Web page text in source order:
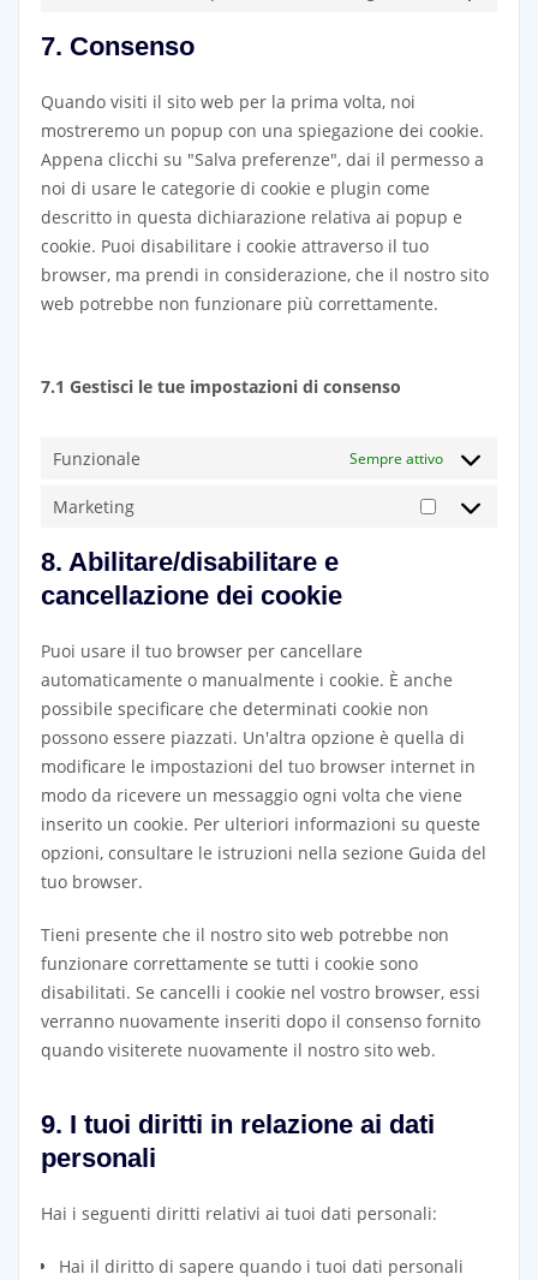
7. Consenso
Quando visiti il sito web per la prima volta, noi
mostreremo un popup con una spiegazione dei cookie.
Appena clicchi su "Salva preferenze", dai il permesso a
noi di usare le categorie di cookie e plugin come
descritto in questa dichiarazione relativa ai popup e
cookie. Puoi disabilitare i cookie attraverso il tuo
browser, ma prendi in considerazione, che il nostro sito
web potrebbe non funzionare più correttamente.
7.1 Gestisci le tue impostazioni di consenso
Funzionale Sempre attivo
Marketing Marketing
8. Abilitare/disabilitare e
cancellazione dei cookie
Puoi usare il tuo browser per cancellare
automaticamente o manualmente i cookie. È anche
possibile specificare che determinati cookie non
possono essere piazzati. Un'altra opzione è quella di
modificare le impostazioni del tuo browser internet in
modo da ricevere un messaggio ogni volta che viene
inserito un cookie. Per ulteriori informazioni su queste
opzioni, consultare le istruzioni nella sezione Guida del
tuo browser.
Tieni presente che il nostro sito web potrebbe non
funzionare correttamente se tutti i cookie sono
disabilitati. Se cancelli i cookie nel vostro browser, essi
verranno nuovamente inseriti dopo il consenso fornito
quando visiterete nuovamente il nostro sito web.
9. I tuoi diritti in relazione ai dati
personali
Hai i seguenti diritti relativi ai tuoi dati personali:
Hai il diritto di sapere quando i tuoi dati personali